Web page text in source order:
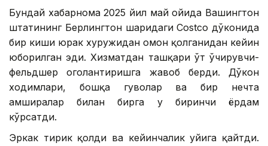
Бундай хабарнома 2025 йил май ойида Вашингтон
штатининг Берлингтон шаҳридаги Costco дўконида
бир киши юрак хуружидан омон қолганидан кейин
юборилган эди. Хизматдан ташқари ўт ўчирувчи-
фельдшер огоҳлантиришга жавоб берди. Дўкон
ходимлари, бошқа гувоҳлар ва бир нечта
ҳамширалар билан бирга у биринчи ёрдам
кўрсатди.
Эркак тирик қолди ва кейинчалик уйига қайтди.